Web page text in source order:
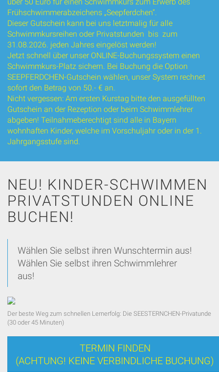
Frühschwimmerabzeichens „Seepferdchen“.
Dieser Gutschein kann bei uns letztmalig für alle
Schwimmkursreihen oder Privatstunden bis zum
31.08.2026. jeden Jahres eingelöst werden!
Jetzt schnell über unser ONLINE-Buchungssystem einen
Schwimmkurs-Platz sichern. Bei Buchung die Option
SEEPFERDCHEN-Gutschein wählen, unser System rechnet
sofort den Betrag von 50.- € an.
Nicht vergessen: Am ersten Kurstag bitte den ausgefüllten
Gutschein an der Rezeption oder beim Schwimmlehrer
abgeben! Teilnahmeberechtigt sind alle in Bayern
wohnhaften Kinder, welche im Vorschuljahr oder in der 1.
Jahrgangsstufe sind.
NEU! KINDER-SCHWIMMEN
PRIVATSTUNDEN ONLINE
BUCHEN!
Wählen Sie selbst ihren Wunschtermin aus!
Wählen Sie selbst ihren Schwimmlehrer
aus!
Der beste Weg zum schnellen Lernerfolg: Die SEESTERNCHEN-Privatunde
(30 oder 45 Minuten)
TERMIN FINDEN
(ACHTUNG! KEINE VERBINDLICHE BUCHUNG)